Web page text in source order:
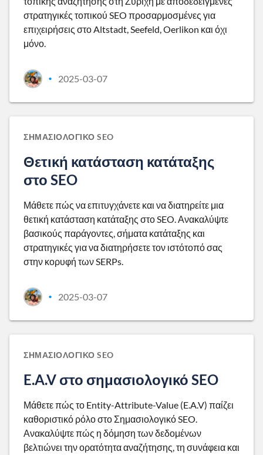
στρατηγικές τοπικού SEO προσαρμοσμένες για
επιχειρήσεις στο Altstadt, Seefeld, Oerlikon και όχι
μόνο.
• 2025-03-07
ΣΗΜΑΣΙΟΛΟΓΙΚΌ SEO
Θετική κατάσταση κατάταξης
στο SEO
Μάθετε πώς να επιτυγχάνετε και να διατηρείτε μια
θετική κατάσταση κατάταξης στο SEO. Ανακαλύψτε
βασικούς παράγοντες, σήματα κατάταξης και
στρατηγικές για να διατηρήσετε τον ιστότοπό σας
στην κορυφή των SERPs.
• 2025-03-07
ΣΗΜΑΣΙΟΛΟΓΙΚΌ SEO
E.A.V στο σημασιολογικό SEO
Μάθετε πώς το Entity-Attribute-Value (E.A.V) παίζει
καθοριστικό ρόλο στο Σημασιολογικό SEO.
Ανακαλύψτε πώς η δόμηση των δεδομένων
βελτιώνει την ορατότητα αναζήτησης, τη συνάφεια και